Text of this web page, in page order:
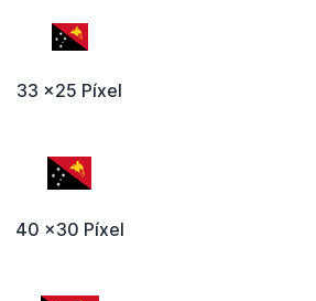
33 x25 Píxel
40 x30 Píxel